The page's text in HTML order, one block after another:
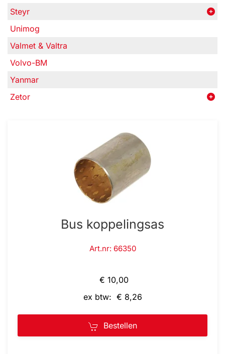
Steyr
Unimog
Valmet & Valtra
Volvo-BM
Yanmar
Zetor
Bus koppelingsas
Art.nr: 66350
€ 10,00
ex btw: € 8,26
Bestellen